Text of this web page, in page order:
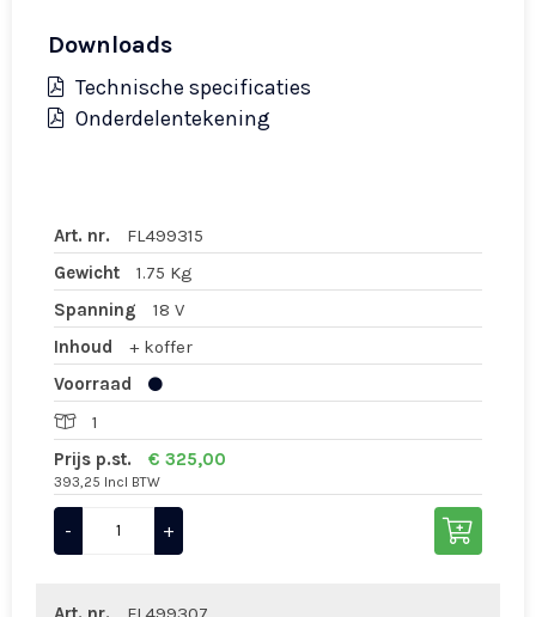
Downloads
Technische specificaties
Onderdelentekening
Art. nr.
FL499315
Gewicht
1.75 Kg
Spanning
18 V
Inhoud
+ koffer
Voorraad
1
Prijs p.st.
€ 325,00
393,25 Incl BTW
- +